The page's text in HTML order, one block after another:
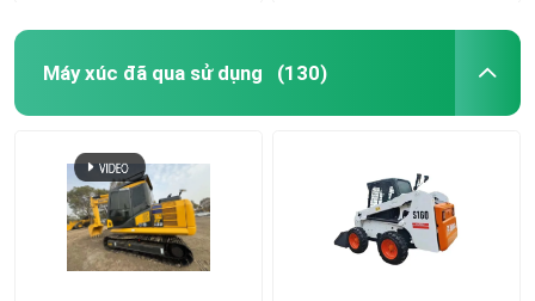
Máy xúc đã qua sử dụng (130)